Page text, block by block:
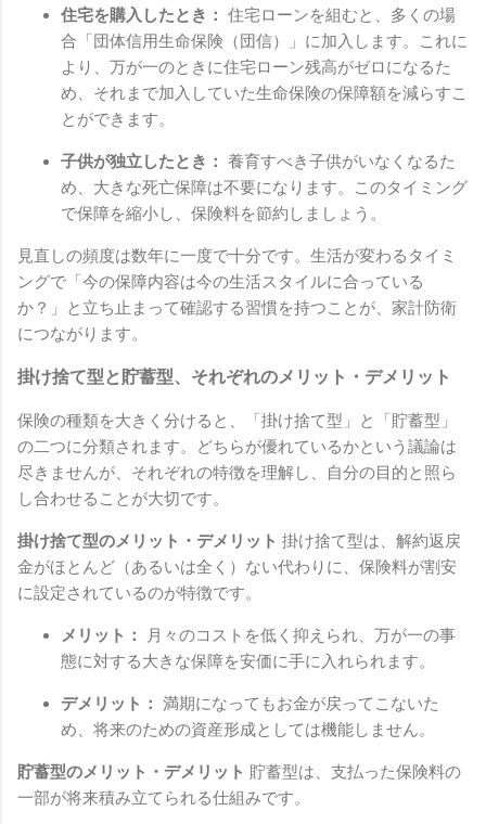
住宅を購入したとき： 住宅ローンを組むと、多くの場
合「団体信用生命保険（団信）」に加入します。これに
より、万が一のときに住宅ローン残高がゼロになるた
め、それまで加入していた生命保険の保障額を減らすこ
とができます。
子供が独立したとき： 養育すべき子供がいなくなるた
め、大きな死亡保障は不要になります。このタイミング
で保障を縮小し、保険料を節約しましょう。
見直しの頻度は数年に一度で十分です。生活が変わるタイミ
ングで「今の保障内容は今の生活スタイルに合っている
か？」と立ち止まって確認する習慣を持つことが、家計防衛
につながります。
掛け捨て型と貯蓄型、それぞれのメリット・デメリット
保険の種類を大きく分けると、「掛け捨て型」と「貯蓄型」
の二つに分類されます。どちらが優れているかという議論は
尽きませんが、それぞれの特徴を理解し、自分の目的と照ら
し合わせることが大切です。
掛け捨て型のメリット・デメリット 掛け捨て型は、解約返戻
金がほとんど（あるいは全く）ない代わりに、保険料が割安
に設定されているのが特徴です。
メリット：
月々のコストを低く抑えられ、万が一の事
態に対する大きな保障を安価に手に入れられます。
デメリット： 満期になってもお金が戻ってこないた
め、将来のための資産形成としては機能しません。
貯蓄型のメリット・デメリット 貯蓄型は、支払った保険料の
一部が将来積み立てられる仕組みです。